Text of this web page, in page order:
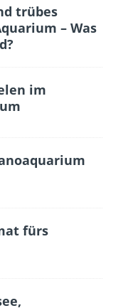
trübes
– Was
im
fürs